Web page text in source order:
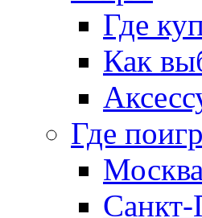
Где
Как
Где
Москва
Санкт-